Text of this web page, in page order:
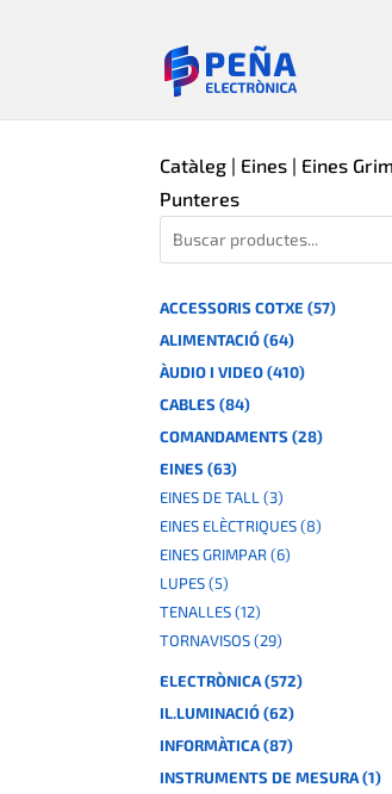
Catàleg | Eines | Eines
Punteres
ACCESSORIS COTXE (57)
ALIMENTACIÓ (64)
ÀUDIO I VIDEO (410)
CABLES (84)
COMANDAMENTS (28)
EINES (63)
EINES DE TALL (3)
EINES ELÈCTRIQUES (8)
EINES GRIMPAR (6)
LUPES (5)
TENALLES (12)
TORNAVISOS (29)
ELECTRÒNICA (572)
IL.LUMINACIÓ (62)
INFORMÀTICA (87)
INSTRUMENTS DE MESURA (1)